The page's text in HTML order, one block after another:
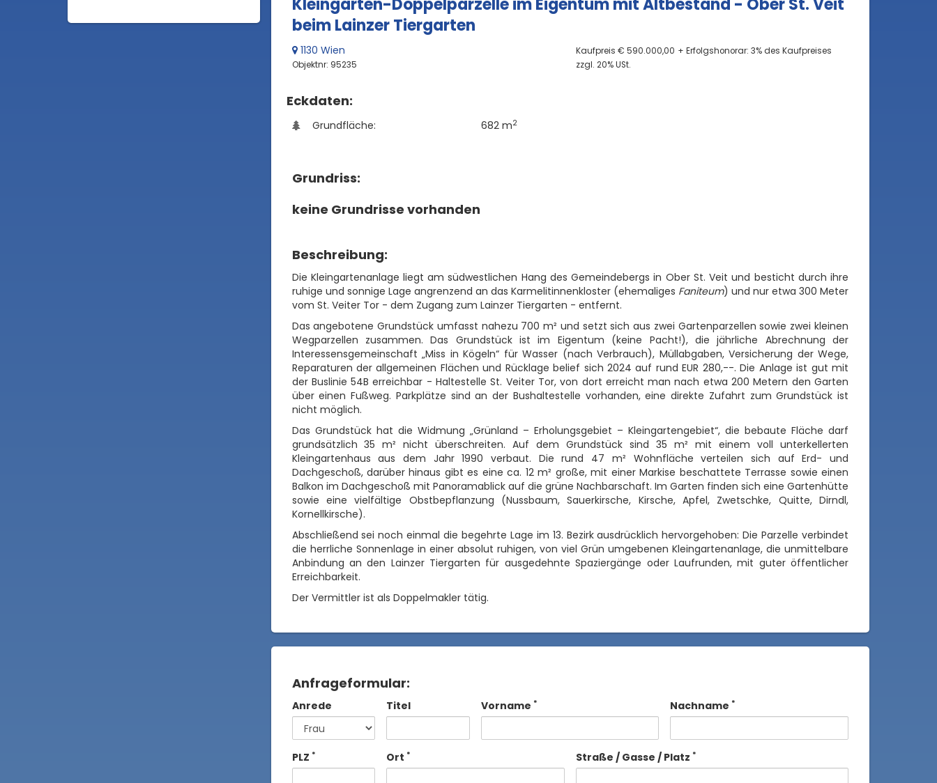
Kleingarten-Doppelparzelle im Eigentum mit Altbestand - Ober St. Veit
beim Lainzer Tiergarten
1130 Wien
Objektnr: 95235
Kaufpreis € 590.000,00 + Erfolgshonorar: 3% des Kaufpreises
zzgl. 20% USt.
Eckdaten:
Grundfläche: 682 m2
Grundriss:
keine Grundrisse vorhanden
Beschreibung:
Die Kleingartenanlage liegt am südwestlichen Hang des Gemeindebergs in Ober St. Veit und besticht durch ihre
ruhige und sonnige Lage angrenzend an das Karmelitinnenkloster (ehemaliges Faniteum) und nur etwa 300 Meter
vom St. Veiter Tor - dem Zugang zum Lainzer Tiergarten - entfernt.
Das angebotene Grundstück umfasst nahezu 700 m² und setzt sich aus zwei Gartenparzellen sowie zwei kleinen
Wegparzellen zusammen. Das Grundstück ist im Eigentum (keine Pacht!), die jährliche Abrechnung der
Interessensgemeinschaft „Miss in Kögeln“ für Wasser (nach Verbrauch), Müllabgaben, Versicherung der Wege,
Reparaturen der allgemeinen Flächen und Rücklage belief sich 2024 auf rund EUR 280,--. Die Anlage ist gut mit
der Buslinie 54B erreichbar - Haltestelle St. Veiter Tor, von dort erreicht man nach etwa 200 Metern den Garten
über einen Fußweg. Parkplätze sind an der Bushaltestelle vorhanden, eine direkte Zufahrt zum Grundstück ist
nicht möglich.
Das Grundstück hat die Widmung „Grünland – Erholungsgebiet – Kleingartengebiet“, die bebaute Fläche darf
grundsätzlich 35 m² nicht überschreiten. Auf dem Grundstück sind 35 m² mit einem voll unterkellerten
Kleingartenhaus aus dem Jahr 1990 verbaut. Die rund 47 m² Wohnfläche verteilen sich auf Erd- und
Dachgeschoß, darüber hinaus gibt es eine ca. 12 m² große, mit einer Markise beschattete Terrasse sowie einen
Balkon im Dachgeschoß mit Panoramablick auf die grüne Nachbarschaft. Im Garten finden sich eine Gartenhütte
sowie eine vielfältige Obstbepflanzung (Nussbaum, Sauerkirsche, Kirsche, Apfel, Zwetschke, Quitte, Dirndl,
Kornellkirsche).
Abschließend sei noch einmal die begehrte Lage im 13. Bezirk ausdrücklich hervorgehoben: Die Parzelle verbindet
die herrliche Sonnenlage in einer absolut ruhigen, von viel Grün umgebenen Kleingartenanlage, die unmittelbare
Anbindung an den Lainzer Tiergarten für ausgedehnte Spaziergänge oder Laufrunden, mit guter öffentlicher
Erreichbarkeit.
Der Vermittler ist als Doppelmakler tätig.
Anfrageformular:
Anrede Titel Vorname * Nachname *
PLZ * Ort * Straße / Gasse / Platz *